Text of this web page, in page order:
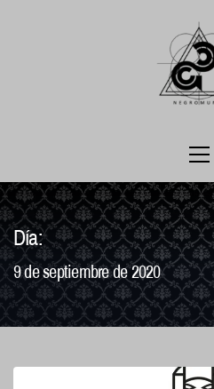
Día:
9 de septiembre de 2020